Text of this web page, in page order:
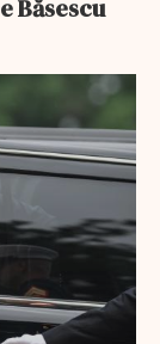
Băsescu